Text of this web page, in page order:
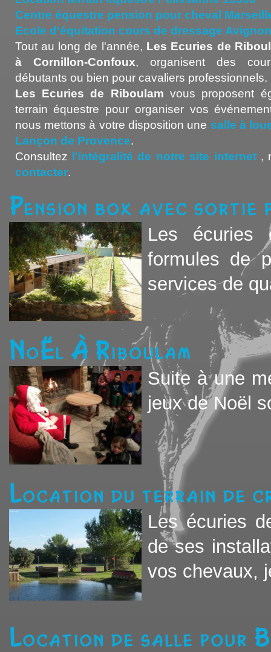
Centre équestre pension pour cheval
Ecole d'équitation cours de dressage
Tout au long de l'année, Les Ecuries de
à Cornillon-Confoux, organisent des
débutants ou bien pour cavaliers professionnels.
Les Ecuries de Riboulam vous proposent
terrain équestre pour organiser vos
nous mettons à votre disposition une salle à
Lançon de Provence.
Consultez
l'intégralité de notre site internet,
contacter.
Pension box avec sortie
Les écuries
formules de
services de
Noël à Riboulam
Suite à une
jeux de Noël
Location du terrain de
Les écuries
de ses
vos chevaux,
Location de salle pour